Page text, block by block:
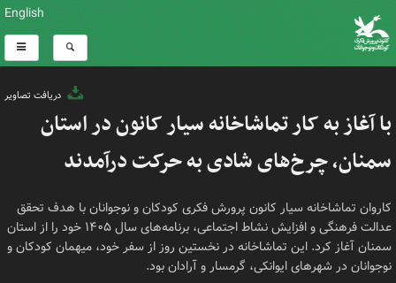
English
دریافت تصاویر
با آغاز به کار تماشاخانه سیار کانون در استان
سمنان، چرخ‌های شادی به حرکت درآمدند
کاروان تماشاخانه سیار کانون پرورش فکری کودکان و نوجوانان با هدف تحقق
عدالت فرهنگی و افزایش نشاط اجتماعی، برنامه‌های سال ۱۴۰۵ خود را از استان
سمنان آغاز کرد. این تماشاخانه در نخستین روز از سفر خود، میهمان کودکان و
نوجوانان در شهرهای ایوانکی، گرمسار و آرادان بود.